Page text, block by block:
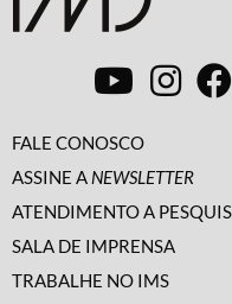
FALE CONOSCO
ASSINE A NEWSLETTER
ATENDIMENTO A
SALA DE IMPRENSA
TRABALHE NO IMS